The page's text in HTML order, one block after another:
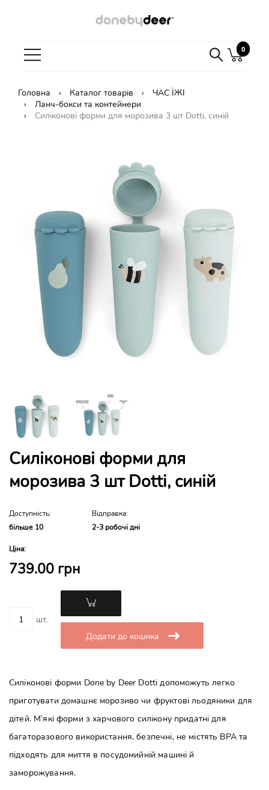
0
0
Головна Каталог товарів
ЧАС ЇЖІ
Ланч-бокси та контейнери
Силіконові форми для морозива 3 шт Dotti, синій
Силіконові форми для
морозива 3 шт Dotti, синій
Доступність:
більше 10
Відправка:
2-3 робочі дні
Ціна:
739.00 грн
шт.
Додати до кошика
Силіконові форми Done by Deer Dotti допоможуть легко
приготувати домашнє морозиво чи фруктові льодяники для
дітей. М’які форми з харчового силікону придатні для
багаторазового використання, безпечні, не містять BPA та
підходять для миття в посудомийній машині й
заморожування.